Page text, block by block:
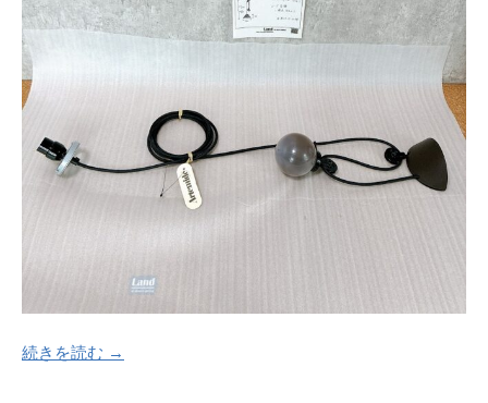
続きを読む →